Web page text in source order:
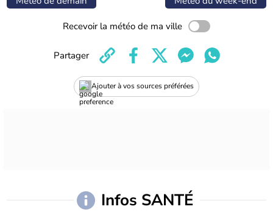
Recevoir la météo de ma ville
Ajouter à vos sources préférées
Partager
Infos SANTÉ